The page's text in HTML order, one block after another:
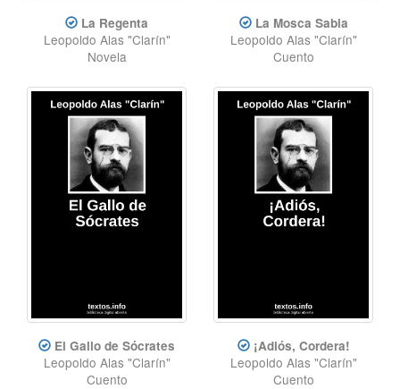
La Regenta
Leopoldo Alas "Clarín"
Novela
La Mosca Sabia
Leopoldo Alas "Clarín"
Cuento
El Gallo de Sócrates
Leopoldo Alas "Clarín"
Cuento
¡Adiós, Cordera!
Leopoldo Alas "Clarín"
Cuento